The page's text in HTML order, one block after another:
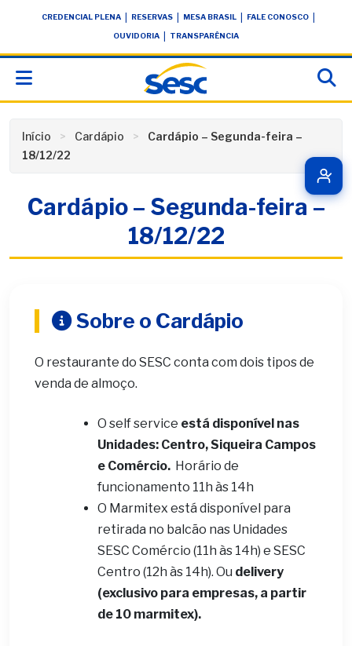
conteúdoCREDENCIAL PLENA RESERVAS MESA BRASIL FALE CONOSCO
OUVIDORIA TRANSPARÊNCIA
Início Cardápio
Cardápio – Segunda-feira –
18/12/22
Cardápio – Segunda-feira –
18/12/22
Sobre o Cardápio
O restaurante do SESC conta com dois tipos de
venda de almoço.
O self service está disponível nas
Unidades: Centro, Siqueira Campos
e Comércio. Horário de
funcionamento 11h às 14h
O Marmitex está disponível para
retirada no balcão nas Unidades
SESC Comércio (11h às 14h) e SESC
Centro (12h às 14h). Ou delivery
(exclusivo para empresas, a partir
de 10 marmitex).